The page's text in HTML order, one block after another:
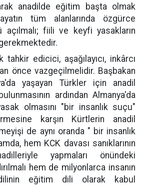
anadilde eğitim başta olmak
tüm alanlarında özgürce
açılmalı; fiili ve keyfi yasakların
gerekmektedir.
edicici, aşağılayıcı, inkârcı
önce vazgeçilmelidir. Başbakan
yaşayan Türkler için anadil
ardından Almanya'da
olmasını "bir insanlık suçu"
karşın Kürtlerin anadil
de aynı oranda " bir insanlık
hem KCK davası sanıklarının
yapmaları önündeki
hem de milyonlarca insanın
eğitim dili olarak kabul